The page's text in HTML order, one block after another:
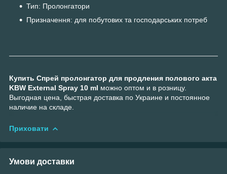
Тип: Пролонгатори
Призначення: для побутових та господарських потреб
Купить Спрей пролонгатор для продления полового акта
KBW External Spray 10 ml можно оптом и в розницу.
Выгодная цена, быстрая доставка по Украине и постоянное
наличие на складе.
Приховати
Умови доставки